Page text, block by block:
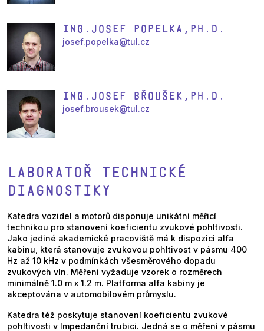
Ing.Josef Popelka,Ph.D.
josef.popelka@tul.cz
Ing.Josef Břoušek,Ph.D.
josef.brousek@tul.cz
LABORATOŘ TECHNICKÉ
DIAGNOSTIKY
Katedra vozidel a motorů disponuje unikátní měřicí
technikou pro stanovení koeficientu zvukové pohltivosti.
Jako jediné akademické pracoviště má k dispozici alfa
kabinu, která stanovuje zvukovou pohltivost v pásmu 400
Hz až 10 kHz v podmínkách všesměrového dopadu
zvukových vln. Měření vyžaduje vzorek o rozměrech
minimálně 1.0 m x 1.2 m. Platforma alfa kabiny je
akceptována v automobilovém průmyslu.
Katedra též poskytuje stanovení koeficientu zvukové
pohltivosti v Impedanční trubici. Jedná se o měření v pásmu